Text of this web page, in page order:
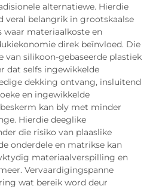
alternatiewe. Hierdie
belangrik in grootskaalse
waar materiaalkoste en
direk beïnvloed. Die
van silikoon-gebaseerde plastiek
dat selfs ingewikkelde
dekking ontvang, insluitend
en ingewikkelde
kan bly met minder
Hierdie deeglike
die risiko van plaaslike
onderdele en matrikse kan
materiaalverspilling en
Vervaardigingspanne
wat bereik word deur